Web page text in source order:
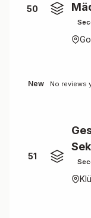
50
New No reviews
51